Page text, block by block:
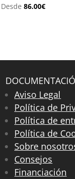
Desde86.00€
Aviso Legal
Política de
Política de
Política de
Sobre
Consejos
Financiación